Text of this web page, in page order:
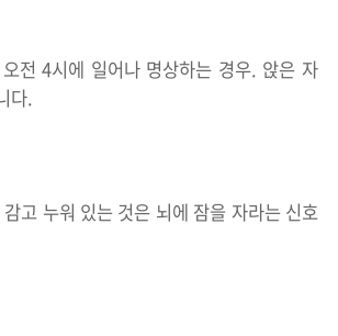
전 4시에 일어나 명상하는 경우. 앉은 자
다.
고 누워 있는 것은 뇌에 잠을 자라는 신호